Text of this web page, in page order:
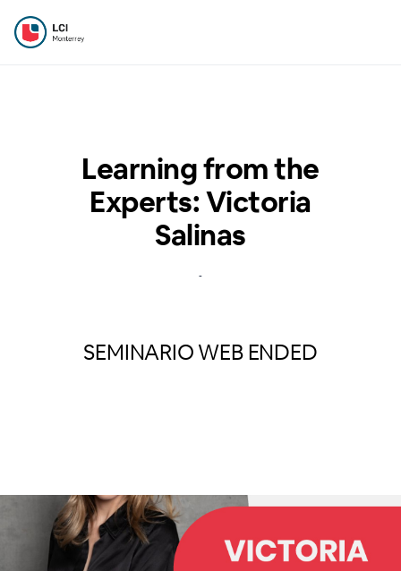
Learning from the
Experts: Victoria
Salinas
-
SEMINARIO WEB ENDED